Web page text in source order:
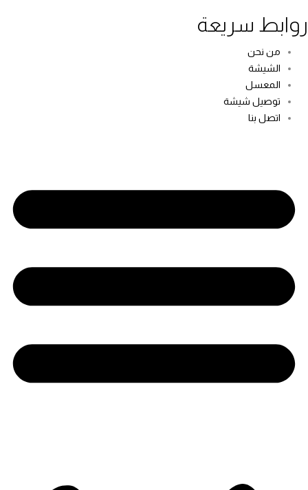
روابط سريعة
من نحن
الشيشة
المعسل
توصيل شيشة
اتصل بنا